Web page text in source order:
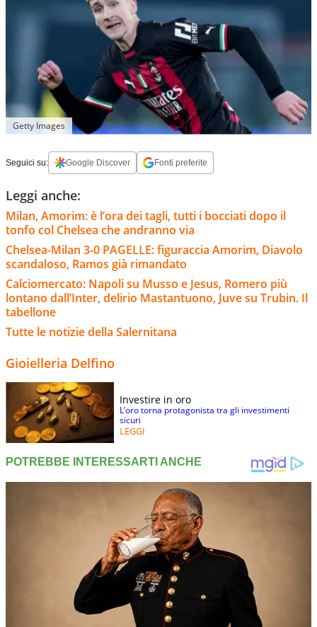
Getty Images
Seguici su: Google Discover Fonti preferite
Leggi anche:
Milan, Amorim: è l’ora dei tagli, tutti i bocciati dopo il
tonfo col Chelsea che andranno via
Chelsea-Milan 3-0 PAGELLE: figuraccia Amorim, Diavolo
scandaloso, Ramos già rimandato
Calciomercato: Napoli su Musso e Jesus, Romero più
lontano dall’Inter, delirio Mastantuono, Juve su Trubin. Il
tabellone
Tutte le notizie della Salernitana
Gioielleria Delfino
Investire in oro
L’oro torna protagonista tra gli investimenti
sicuri
LEGGI